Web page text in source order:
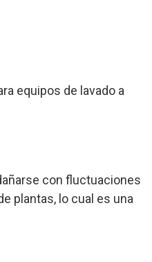
equipos de lavado a
con fluctuaciones
plantas, lo cual es una